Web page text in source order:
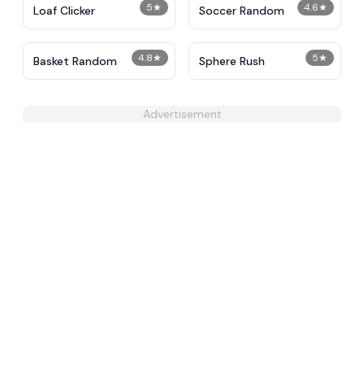
5★
Loaf Clicker 4.6★
Soccer Random
4.8★
Basket Random 5★
Sphere Rush
Advertisement